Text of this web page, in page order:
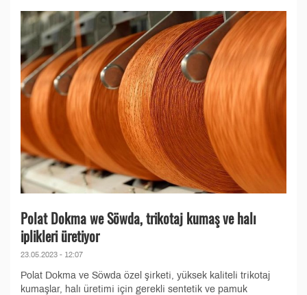
Polat Dokma we Söwda, trikotaj kumaş ve halı
iplikleri üretiyor
23.05.2023 - 12:07
Polat Dokma ve Söwda özel şirketi, yüksek kaliteli trikotaj
kumaşlar, halı üretimi için gerekli sentetik ve pamuk